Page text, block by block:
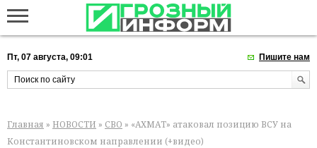
Пт, 07 августа, 09:01 Пишите нам
Главная » НОВОСТИ » СВО » «АХМАТ» атаковал позицию ВСУ на
Константиновском направлении (+видео)